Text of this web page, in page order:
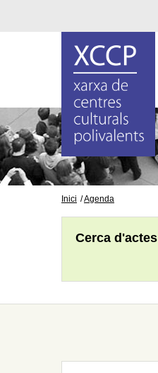
Inici Agenda
Cerca d'actes